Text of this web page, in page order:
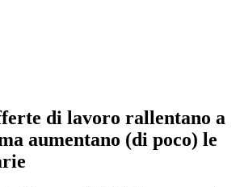
di lavoro rallentano a
aumentano (di poco) le